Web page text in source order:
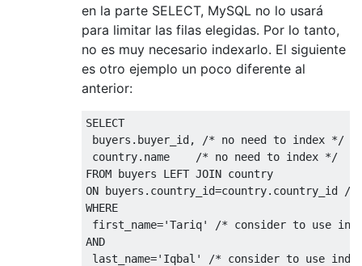
en la parte SELECT, MySQL no lo usará
para limitar las filas elegidas. Por lo tanto,
no es muy necesario indexarlo. El siguiente
es otro ejemplo un poco diferente al
anterior:
SELECT
buyers . buyer_id,
/* no need to index */
country. name
/* no need to index */
FROM buyers LEFT JOIN
ON buyers . country_id=country. country_id
/*
WHERE
first_name='Tariq'
/* consider to use
AND
last_name='Iqbal' /* consider to use